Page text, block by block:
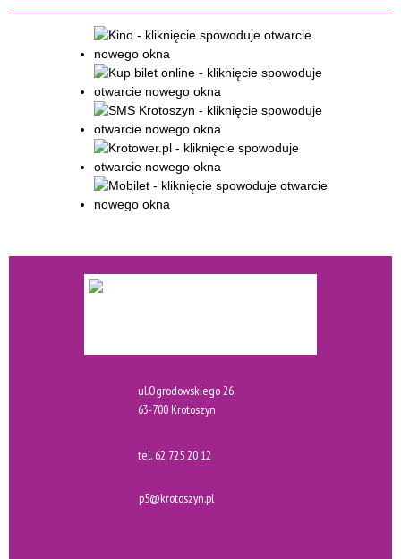
ul.Ogrodowskiego 26,
63-700 Krotoszyn
tel. 62 725 20 12
p5@krotoszyn.pl